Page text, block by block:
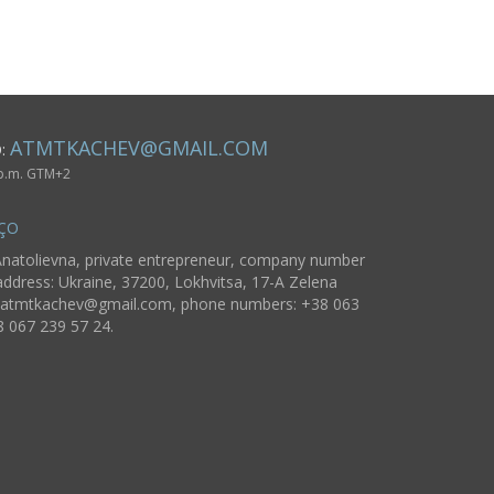
ATMTKACHEV@GMAIL.COM
GTM+2
private entrepreneur, company number
Ukraine, 37200, Lokhvitsa, 17-A Zelena
atmtkachev@gmail.com, phone numbers: +38 063
067 239 57 24.